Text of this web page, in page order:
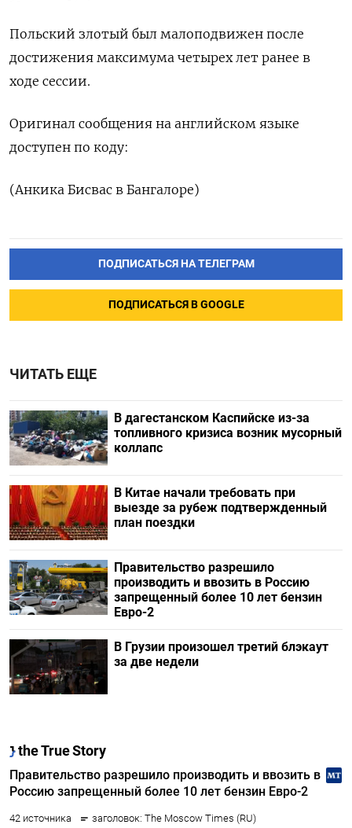
Польский злотый был малоподвижен после
достижения максимума четырех лет ранее в
ходе сессии.
Оригинал сообщения на английском языке
доступен по коду:
(Анкика Бисвас в Бангалоре)
ПОДПИСАТЬСЯ НА ТЕЛЕГРАМ
ПОДПИСАТЬСЯ В GOOGLE
ЧИТАТЬ ЕЩЕ
В дагестанском Каспийске из-за
топливного кризиса возник мусорный
коллапс
В Китае начали требовать при
выезде за рубеж подтвержденный
план поездки
Правительство разрешило
производить и ввозить в Россию
запрещенный более 10 лет бензин
Евро-2
В Грузии произошел третий блэкаут
за две недели